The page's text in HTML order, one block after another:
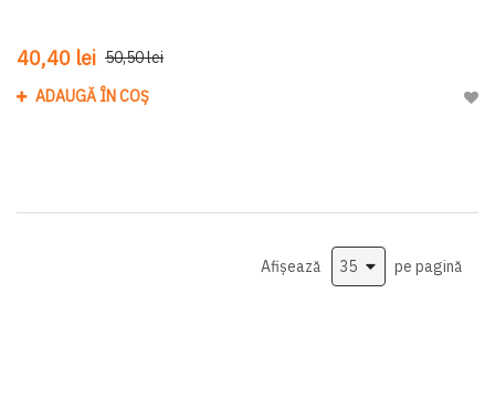
40,40 lei 50,50 lei
ADAUGĂ ÎN COȘ
Afișează pe pagină